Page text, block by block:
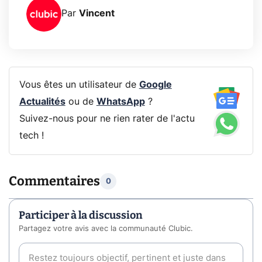
Par Vincent
Vous êtes un utilisateur de Google
Actualitésou de WhatsApp?
Suivez-nous pour ne rien rater de l'actu
tech !
Commentaires 0
Participer à la discussion
Partagez votre avis avec la communauté Clubic.